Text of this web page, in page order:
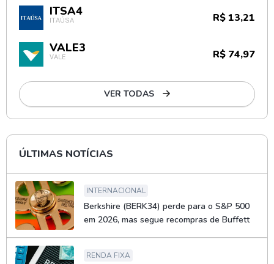
ITSA4
ITAÚSA R$ 13,21
VALE3
VALE R$ 74,97
VER TODAS
ÚLTIMAS NOTÍCIAS
INTERNACIONAL
Berkshire (BERK34) perde para o S&P 500
em 2026, mas segue recompras de Buffett
RENDA FIXA